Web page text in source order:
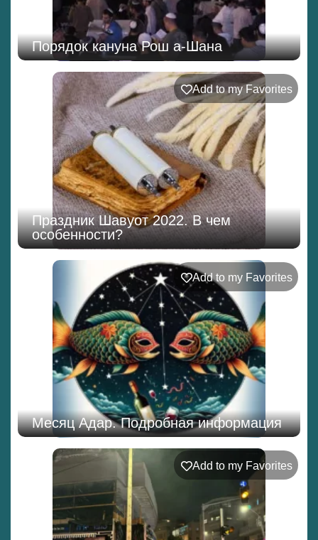
Порядок кануна Рош а-Шана
Add to my Favorites
Праздник Шавуот 2022. В чем
особенности?
Add to my Favorites
Месяц Адар. Подробная информация
Add to my Favorites